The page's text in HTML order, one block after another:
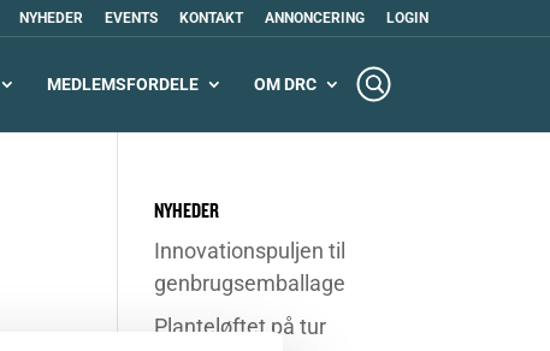
NYHEDER EVENTS KONTAKT ANNONCERING LOGIN
MEDLEMSFORDELE OM DRC
NYHEDER
Innovationspuljen til
genbrugsemballage
Planteløftet på tur